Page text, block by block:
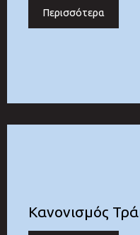
Περισσότερα
Κανονισμός